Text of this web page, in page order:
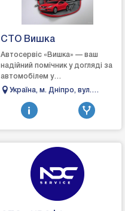
СТО Вишка
Автосервіс «Вишка» — ваш
надійний помічник у догляді за
автомобілем у
ДніпріАвтосервіс «Вишка» у
якісному ремонті т...
Україна, м. Дніпро, вул.
Телевізійна 3